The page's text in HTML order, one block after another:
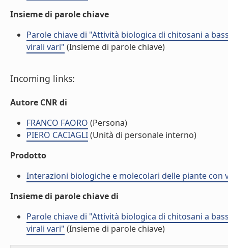
Insieme di parole chiave
Parole chiave di "Attività biologica di chitosani a
virali vari" (Insieme di parole chiave)
Incoming links:
Autore CNR di
FRANCO FAORO (Persona)
PIERO CACIAGLI(Unità di personale interno)
Prodotto
Interazioni biologiche e molecolari delle piante con
Insieme di parole chiave di
Parole chiave di "Attività biologica di chitosani a
virali vari" (Insieme di parole chiave)